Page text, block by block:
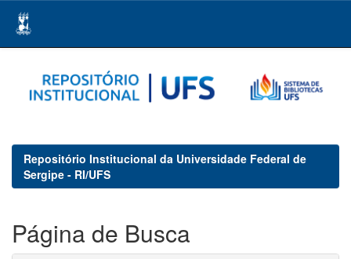
navigation
Repositório Institucional da Universidade Federal de
Sergipe - RI/UFS
Página de Busca